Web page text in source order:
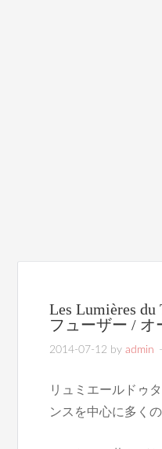
Les Lumières
フューザー / オ
2014-07-12 byadmin
リュミエールドゥ
ンスを中心に多く